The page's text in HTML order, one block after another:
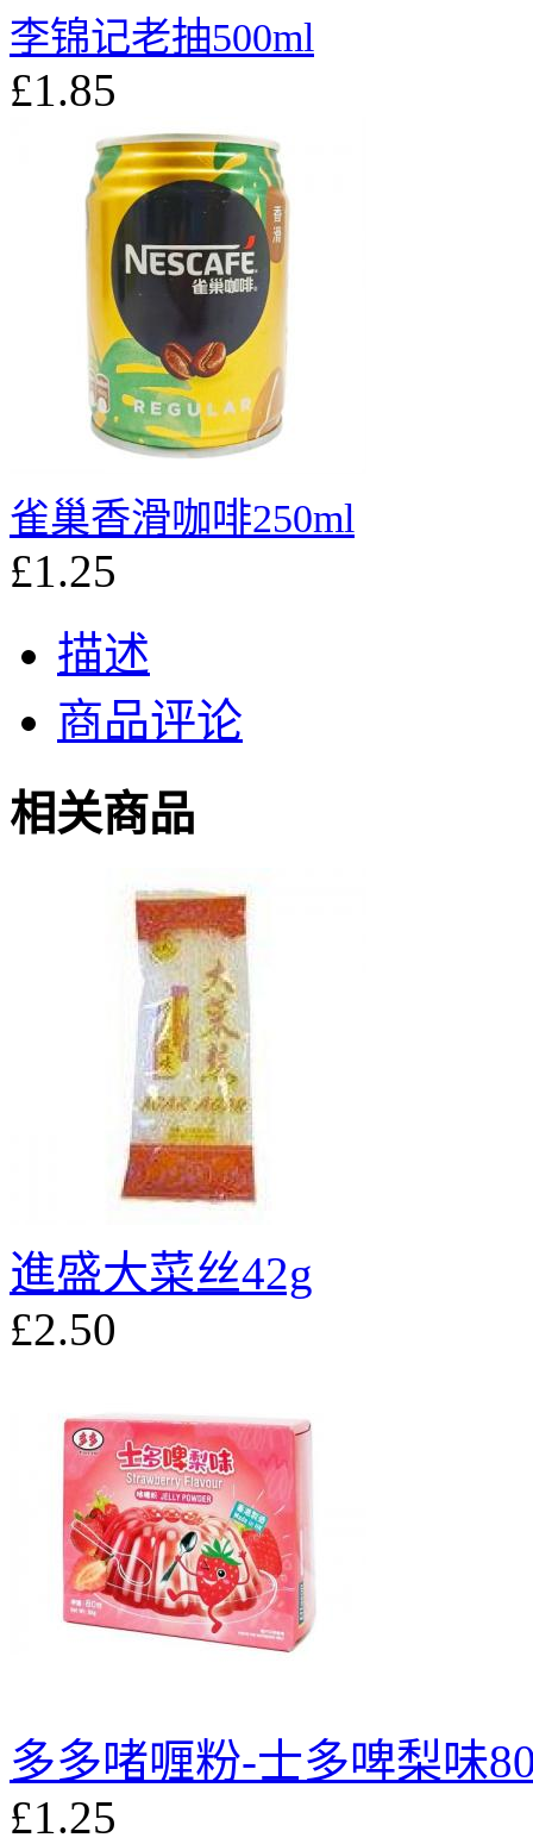
李锦记老抽500ml
£1.85
雀巢香滑咖啡250ml
£1.25
描述
商品评论
相关商品
進盛大菜丝42g
£2.50
多多啫喱粉-士多啤梨味
£1.25